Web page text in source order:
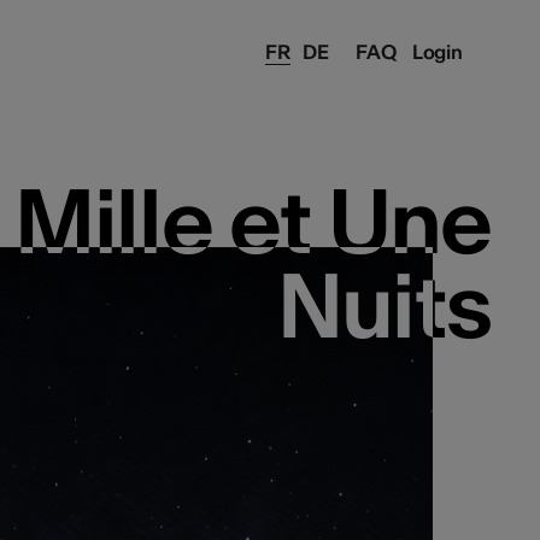
FAQ Login
FR DE
et Une
Nuits
et Une
Nuits